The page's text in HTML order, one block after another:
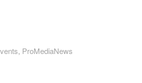
, ProMediaNews